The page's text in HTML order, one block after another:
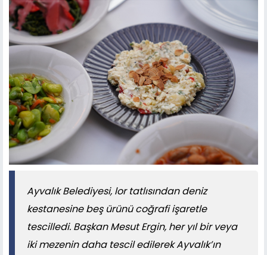
Ayvalık Belediyesi, lor tatlısından deniz
kestanesine beş ürünü coğrafi işaretle
tescilledi. Başkan Mesut Ergin, her yıl bir veya
iki mezenin daha tescil edilerek Ayvalık’ın